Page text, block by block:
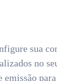
sua
no